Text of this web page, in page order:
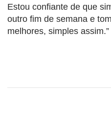
Estou confiante de que
outro fim de semana e
melhores, simples assim.”